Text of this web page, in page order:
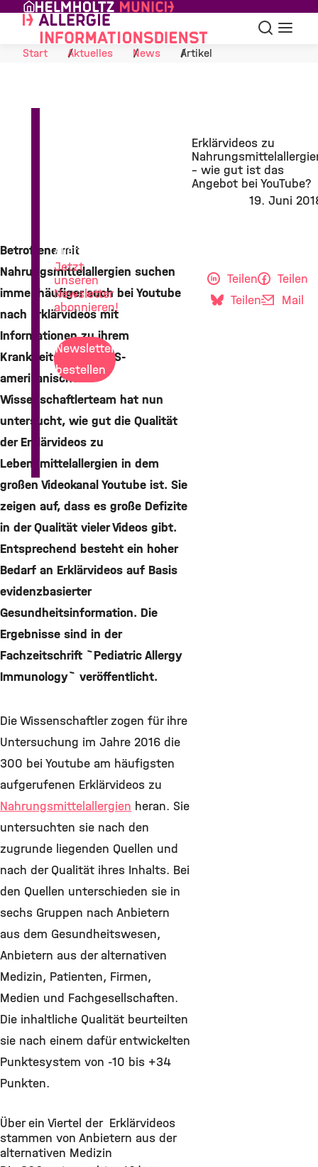
Skip to Content
Suche
Start
Aktuelles News Artikel
Erklärvideos zu
– wie gut ist das
Angebot bei YouTube?
19. Juni
Betroffene mit
Nahrungsmittelallergien suchen
immer häufiger auch bei Youtube
nach Erklärvideos mit
Informationen zu ihrem
Krankheitsbild. Ein US-
amerikanisches
Wissenschaftlerteam hat nun
untersucht, wie gut die Qualität
der Erklärvideos zu
Lebensmittelallergien in dem
großen Videokanal Youtube ist. Sie
zeigen auf, dass es große Defizite
in der Qualität vieler Videos gibt.
Entsprechend besteht ein hoher
Bedarf an Erklärvideos auf Basis
evidenzbasierter
Gesundheitsinformation. Die
Ergebnisse sind in der
Fachzeitschrift `Pediatric Allergy
Immunology` veröffentlicht.
Die Wissenschaftler zogen für ihre
Untersuchung im Jahre 2016 die
300 bei Youtube am häufigsten
aufgerufenen Erklärvideos zu
Nahrungsmittelallergien heran. Sie
untersuchten sie nach den
zugrunde liegenden Quellen und
nach der Qualität ihres Inhalts. Bei
den Quellen unterschieden sie in
sechs Gruppen nach Anbietern
aus dem Gesundheitswesen,
Anbietern aus der alternativen
Medizin, Patienten, Firmen,
Medien und Fachgesellschaften.
Die inhaltliche Qualität beurteilten
sie nach einem dafür entwickelten
Punktesystem von -10 bis +34
Punkten.
Über ein Viertel der Erklärvideos
stammen von Anbietern aus der
alternativen Medizin
Teilen
Teilen
Teilen
Mail
Allergieforschung
Jetzt
unseren
Newsletter
abonnieren!
Newsletter
bestellen